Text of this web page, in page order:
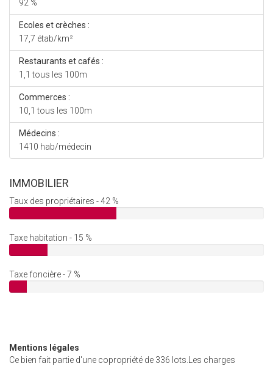
92 %
Ecoles et crèches :
17,7 étab/km²
Restaurants et cafés :
1,1 tous les 100m
Commerces :
10,1 tous les 100m
Médecins :
1410 hab/médecin
IMMOBILIER
Taux des propriétaires - 42 %
Taxe habitation - 15 %
Taxe foncière - 7 %
Mentions légales
Ce bien fait partie d'une copropriété de 336 lots.Les charges